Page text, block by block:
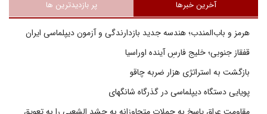
آخرین خبرها پر بازدیدترین ها
هرمز و باب‌المندب؛ هندسه جدید بازدارندگی و آزمون دیپلماسی ایران
قفقاز جنوبی؛ خلیج فارسِ آینده اوراسیا
بازگشت به استراتژی هزار ضربه چاقو
پویایی دستگاه دیپلماسی در گذرگاه شانگهای